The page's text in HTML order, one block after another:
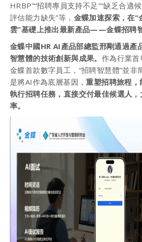
HRBP”“招聘專員支持不足”“缺乏合適
評估能力缺失”等， 金蝶加速探索，在“
雲”基礎上推出最新產品——金蝶招聘智
金蝶中國HR AI產品部總監邢剛通過產
智慧體的技術創新與成果。 作為行業首
金蝶首款數字員工，“招聘智慧體”並非
是將AI作為底層基因，重塑招聘旅程
執行招聘任務，直接交付最佳候選人
率。